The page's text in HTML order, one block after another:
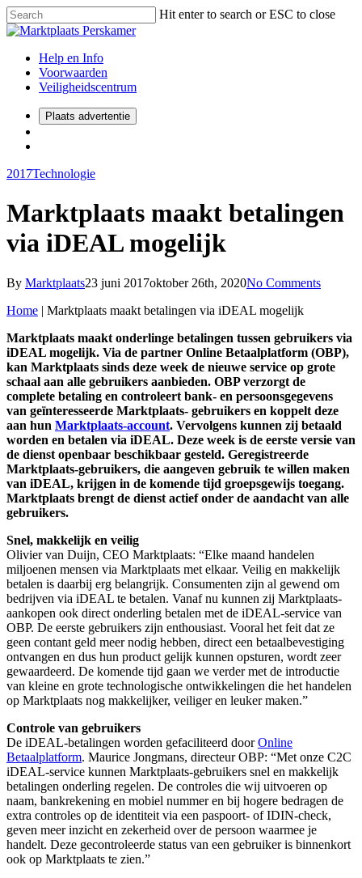
Hit enter to search or ESC to close
Help en Info
Voorwaarden
Veiligheidscentrum
Plaats advertentie
2017Technologie
Marktplaats maakt betalingen
via iDEAL mogelijk
By Marktplaats23 juni 2017oktober 26th, 2020No Comments
Home | Marktplaats maakt betalingen via iDEAL mogelijk
Marktplaats maakt onderlinge betalingen tussen gebruikers via
iDEAL mogelijk. Via de partner Online Betaalplatform (OBP),
kan Marktplaats sinds deze week de nieuwe service op grote
schaal aan alle gebruikers aanbieden. OBP verzorgt de
complete betaling en controleert bank- en persoonsgegevens
van geïnteresseerde Marktplaats- gebruikers en koppelt deze
aan hun Marktplaats-account. Vervolgens kunnen zij betaald
worden en betalen via iDEAL. Deze week is de eerste versie van
de dienst openbaar beschikbaar gesteld. Geregistreerde
Marktplaats-gebruikers, die aangeven gebruik te willen maken
van iDEAL, krijgen in de komende tijd groepsgewijs toegang.
Marktplaats brengt de dienst actief onder de aandacht van alle
gebruikers.
Snel, makkelijk en veilig
Olivier van Duijn, CEO Marktplaats: “Elke maand handelen
miljoenen mensen via Marktplaats met elkaar. Veilig en makkelijk
betalen is daarbij erg belangrijk. Consumenten zijn al gewend om
bedrijven via iDEAL te betalen. Vanaf nu kunnen zij Marktplaats-
aankopen ook direct onderling betalen met de iDEAL-service van
OBP. De eerste gebruikers zijn enthousiast. Vooral het feit dat ze
geen contant geld meer nodig hebben, direct een betaalbevestiging
ontvangen en dus hun product gelijk kunnen opsturen, wordt zeer
gewaardeerd. De komende tijd gaan we verder met de introductie
van kleine en grote technologische ontwikkelingen die het handelen
op Marktplaats nog makkelijker, veiliger en leuker maken.”
Controle van gebruikers
De iDEAL-betalingen worden gefaciliteerd doorOnline
Betaalplatform. Maurice Jongmans, directeur OBP: “Met onze C2C
iDEAL-service kunnen Marktplaats-gebruikers snel en makkelijk
betalingen onderling regelen. De controles die wij uitvoeren op
naam, bankrekening en mobiel nummer en bij hogere bedragen de
extra controles op de identiteit via een paspoort- of IDIN-check,
geven meer inzicht en zekerheid over de persoon waarmee je
handelt. Deze gecontroleerde status van een gebruiker is binnenkort
ook op Marktplaats te zien.”